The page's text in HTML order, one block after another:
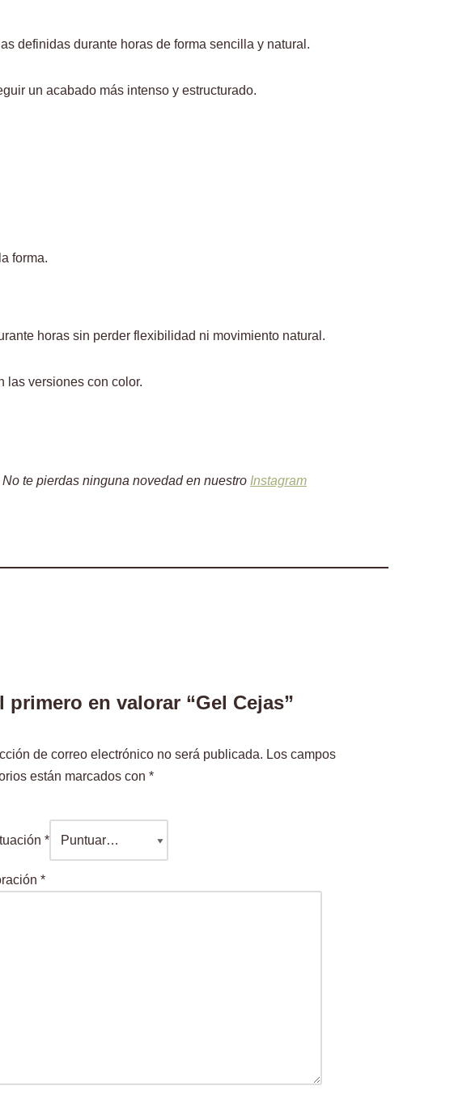
definidas durante horas de forma sencilla y natural.
un acabado más intenso y estructurado.
forma.
horas sin perder flexibilidad ni movimiento natural.
las versiones con color.
| No te pierdas ninguna novedad en nuestro Instagram
primero en valorar “Gel Cejas”
de correo electrónico no será publicada. Los campos
están marcados con *
*
*